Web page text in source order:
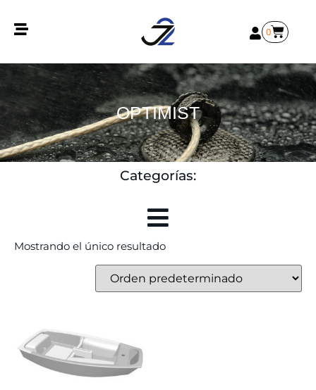
0
OPTIMIST
Categorías:
Mostrando el único resultado